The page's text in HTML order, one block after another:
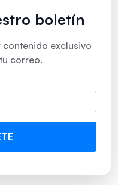
boletín
contenido exclusivo
correo.